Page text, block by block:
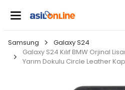
Samsung
Galaxy S24
Galaxy S24 Kılıf BMW Orjinal
Yarım Dokulu Circle Leather